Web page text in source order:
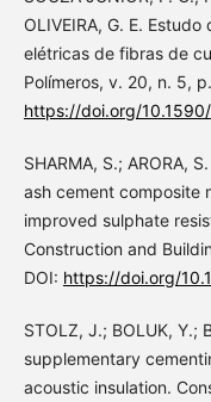
OLIVEIRA, G. E.
elétricas de fibras de
Polímeros, v. 20, n. 5,
https://doi.org/
SHARMA, S.; ARORA,
ash cement composite
improved sulphate
Construction and
DOI: https://doi.org/
STOLZ, J.; BOLUK, Y.;
supplementary
acoustic insulation.